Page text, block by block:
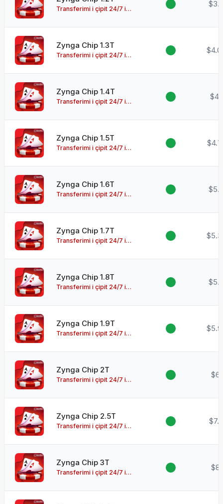
Transferimi i çipit 24/7 i
Zynga Chip 1.3T
Transferimi i çipit 24/7 i
Zynga Chip 1.4T
Transferimi i çipit 24/7 i
Zynga Chip 1.5T
Transferimi i çipit 24/7 i
Zynga Chip 1.6T
Transferimi i çipit 24/7 i
Zynga Chip 1.7T
Transferimi i çipit 24/7 i
Zynga Chip 1.8T
Transferimi i çipit 24/7 i
Zynga Chip 1.9T
Transferimi i çipit 24/7 i
Zynga Chip 2T
Transferimi i çipit 24/7 i
Zynga Chip 2.5T
Transferimi i çipit 24/7 i
Zynga Chip 3T
Transferimi i çipit 24/7 i